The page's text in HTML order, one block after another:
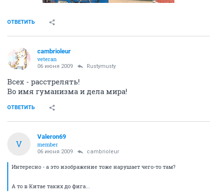
ОТВЕТИТЬ
cambrioleur
veteran
06 июня 2009 Rustymusty
Всех - расстрелять!
Во имя гуманизма и дела мира!
ОТВЕТИТЬ
V
Valeron69
member
06 июня 2009 cambrioleur
Интересно - а это изображение тоже нарушает чего-то там?
А то в Китае таких до фига...